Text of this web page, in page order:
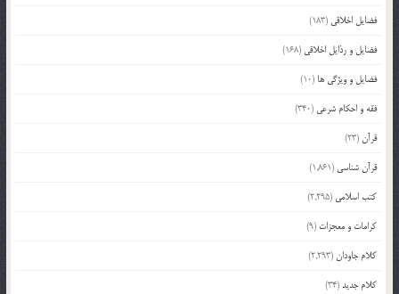
فضایل اخلاقی (183)
فضایل و رذایل اخلاقی (168)
فضایل و ویژگی ها (10)
فقه و احکام شرعی (340)
قرآن(23)
قرآن شناسی (1,861)
کتب اسلامی (2,295)
کرامات و معجزات (9)
کلام جاودان(2,293)
کلام جدید(34)